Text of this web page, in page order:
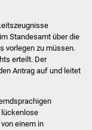
Standesamt über die
vorlegen zu müssen.
erteilt. Der
Antrag auf und leitet
lückenlose
einem in